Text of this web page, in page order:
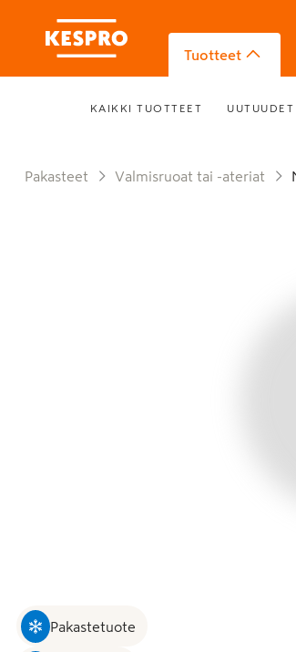
Tuotteet
KAIKKI TUOTTEET UUTUUDET
Pakasteet Valmisruoat tai -ateriat
Pakastetuote